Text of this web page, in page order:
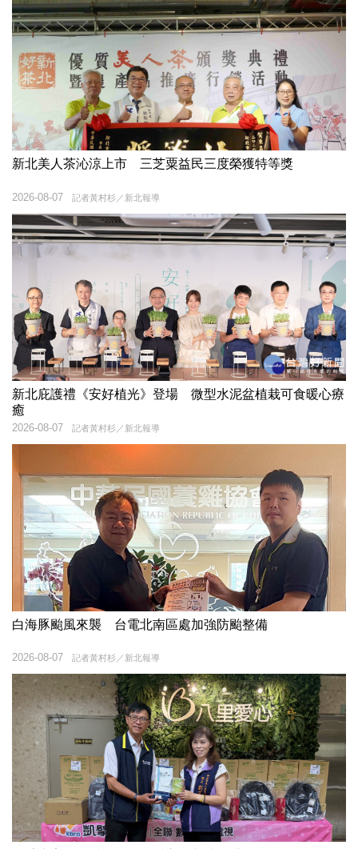
新北美人茶沁涼上市 三芝粟益民三度榮獲特等獎
記者黃村杉／新北報導
2026-08-07
新北庇護禮《安好植光》登場 微型水泥盆植栽可食暖心療
癒
記者黃村杉／新北報導
2026-08-07
白海豚颱風來襲 台電北南區處加強防颱整備
記者黃村杉／新北報導
2026-08-07